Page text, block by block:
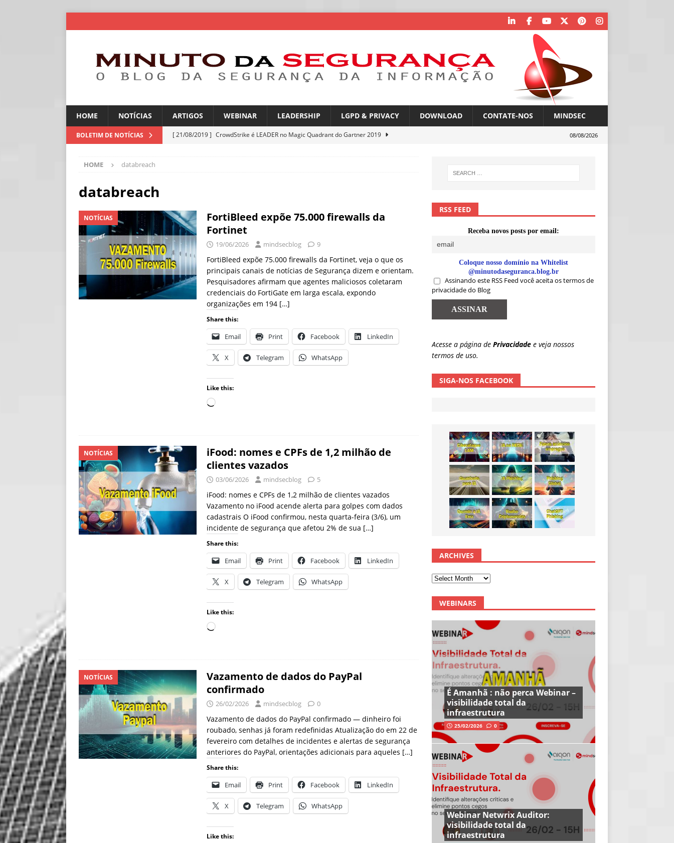
HOME NOTÍCIAS ARTIGOS WEBINAR LEADERSHIP LGPD & PRIVACY DOWNLOAD CONTATE-NOS MINDSEC
BOLETIM DE NOTÍCIAS [ 21/08/2019 ] CrowdStrike é LEADER no Magic Quadrant do Gartner 2019
NOTÍCIAS
[ 06/08/2026 ]
NOTÍCIAS
[ 06/08/2026 ] Sem guardrails, a autonomia da IA se torna um risco
NOTÍCIAS
[ 06/08/2026 ]
IA eleva taxa de sucesso de phishing para 54% NOTÍCIAS
08/08/2026
HOME databreach
databreach
NOTÍCIAS
FortiBleed expõe 75.000 firewalls da
Fortinet
19/06/2026 mindsecblog 9
FortiBleed expõe 75.000 firewalls da Fortinet, veja o que os
principais canais de notícias de Segurança dizem e orientam.
Pesquisadores afirmam que agentes maliciosos coletaram
credenciais do FortiGate em larga escala, expondo
organizações em 194 […]
Share this:
Email Print Facebook LinkedIn
X Telegram WhatsApp
Like this:
NOTÍCIAS
iFood: nomes e CPFs de 1,2 milhão de
clientes vazados
03/06/2026 mindsecblog 5
iFood: nomes e CPFs de 1,2 milhão de clientes vazados
Vazamento no iFood acende alerta para golpes com dados
cadastrais O iFood confirmou, nesta quarta-feira (3/6), um
incidente de segurança que afetou 2% de sua […]
Share this:
Email Print Facebook LinkedIn
X Telegram WhatsApp
Like this:
NOTÍCIAS
Vazamento de dados do PayPal
confirmado
26/02/2026 mindsecblog 0
Vazamento de dados do PayPal confirmado — dinheiro foi
roubado, senhas já foram redefinidas Atualização do em 22 de
fevereiro com detalhes de incidentes e alertas de segurança
anteriores do PayPal, orientações adicionais para aqueles […]
Share this:
Email Print Facebook LinkedIn
X Telegram WhatsApp
Like this:
RSS FEED
Receba novos posts por email:
Coloque nosso domínio na Whitelist
@minutodaseguranca.blog.br
Assinando este RSS Feed você aceita os termos de
privacidade do Blog
Acesse a página de Privacidade e veja nossos
termos de uso.
SIGA-NOS FACEBOOK
ARCHIVES
WEBINARS
É Amanhã : não perca Webinar –
visibilidade total da
infraestrutura
25/02/2026 0
Webinar Netwrix Auditor:
visibilidade total da
infraestrutura